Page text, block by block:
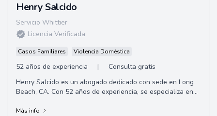
Henry Salcido
Servicio Whittier
Licencia Verificada
Casos Familiares Violencia Doméstica
52 años de experiencia |
Consulta gratis
Henry Salcido es un abogado dedicado con sede en Long
Beach, CA. Con 52 años de experiencia, se especializa en
accidentes y otros.
Más info